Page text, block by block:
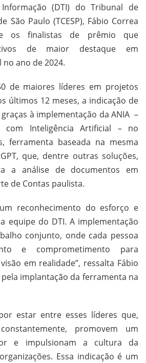
(DTI) do Tribunal de
São Paulo (TCESP), Fábio Correa
os finalistas de prêmio que
de maior destaque em
ano de 2024.
de maiores líderes em projetos
últimos 12 meses, a indicação de
à implementação da ANIA –
com Inteligência Artificial – no
ferramenta baseada na mesma
que, dentre outras soluções,
a análise de documentos em
de Contas paulista.
reconhecimento do esforço e
equipe do DTI. A implementação
conjunto, onde cada pessoa
e comprometimento para
em realidade”, ressalta Fábio
implantação da ferramenta na
estar entre esses líderes que,
promovem um
e impulsionam a cultura da
Essa indicação é um